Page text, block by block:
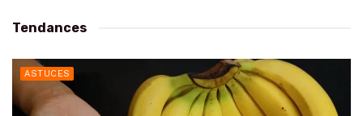
Tendances
ASTUCES